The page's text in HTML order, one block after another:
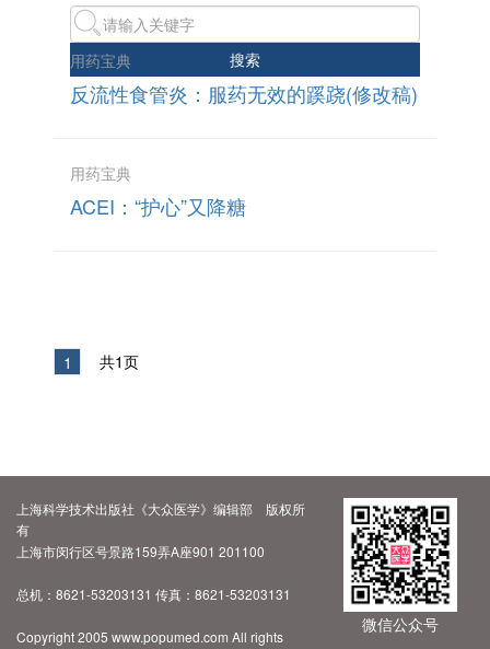
搜索
用药宝典
反流性食管炎：服药无效的蹊跷(修改稿)
用药宝典
ACEI：“护心”又降糖
1 共1页
上海科学技术出版社《大众医学》编辑部 版权所
有
上海市闵行区号景路159弄A座901 201100
总机：8621-53203131 传真：8621-53203131
Copyright 2005 www.popumed.com All rights
微信公众号